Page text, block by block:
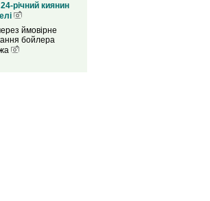
річний киянин
ймовірне
бойлера